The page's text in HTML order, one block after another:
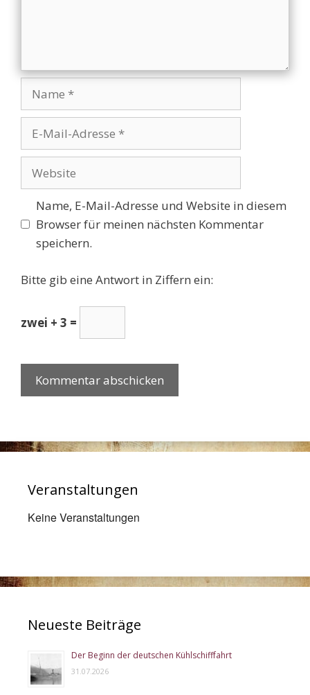
Name
Website
Name, E-Mail-Adresse und Website in diesem
Browser für meinen nächsten Kommentar
speichern.
Bitte gib eine Antwort in Ziffern ein:
zwei + 3 =
Veranstaltungen
Keine Veranstaltungen
Neueste Beiträge
Der Beginn der deutschen Kühlschifffahrt
31.07.2026